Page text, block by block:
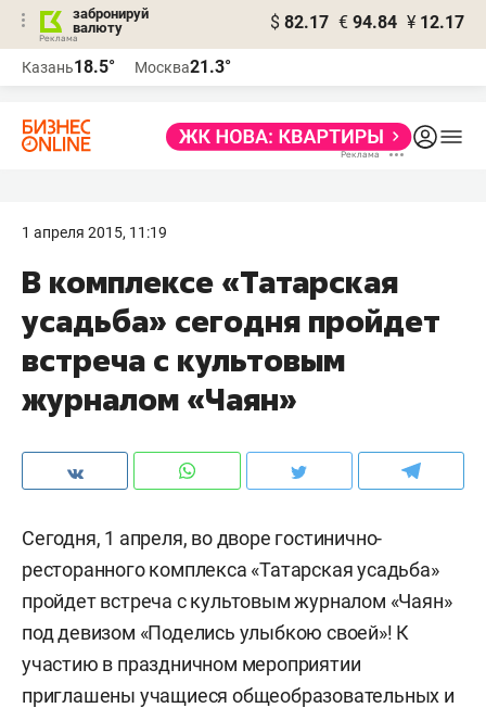
забронируй
валюту
$ 82.17 € 94.84 ¥ 12.17
Казань18.5° Москва21.3°
1 апреля 2015, 11:19
В комплексе «Татарская
усадьба» сегодня пройдет
встреча с культовым
журналом «Чаян»
Сегодня, 1 апреля, во дворе гостинично-
ресторанного комплекса «Татарская усадьба»
пройдет встреча с культовым журналом «Чаян»
под девизом «Поделись улыбкою своей»! К
участию в праздничном мероприятии
приглашены учащиеся общеобразовательных и